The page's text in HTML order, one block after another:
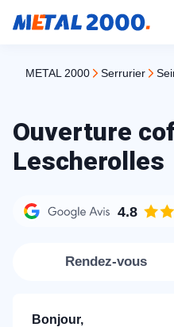
METAL 2000 serrurier
Ouverture
Lescherolles
4.8
Rendez-vous
Bonjour,